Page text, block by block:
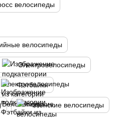
велосипеды
велосипеды
Электровелосипеды
Фэтбайки
Женские велосипеды